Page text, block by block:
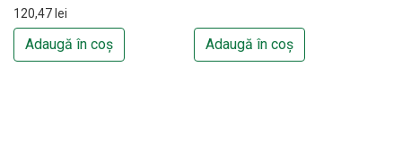
120,47lei
Adaugă în coș Adaugă în coș